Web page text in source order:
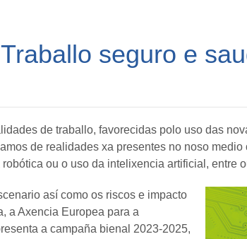
seguro e
de traballo, favorecidas polo uso das
de realidades xa presentes no noso
ou o uso da intelixencia artificial, entre
así como os riscos e impacto
a Axencia Europea para a
a campaña bienal 2023-2025,